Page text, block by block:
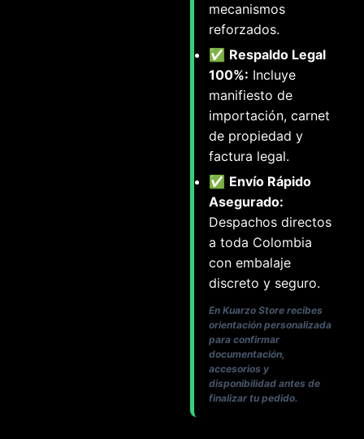
mecanismos
reforzados.
✅ Respaldo Legal
100%: Incluye
manifiesto de
importación, carnet
de propiedad y
factura legal.
✅ Envío Rápido
Asegurado:
Despachos directos
a toda Colombia
con embalaje
discreto y seguro.
En Kuarzo Store recibes
orientación personalizada
para confirmar
documentación,
accesorios y
disponibilidad antes de
finalizar tu pedido.